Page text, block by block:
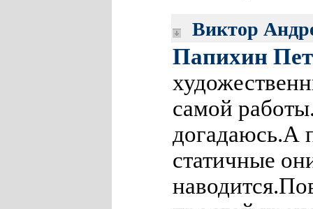
Виктор
Папихин
самой
догадаюсь.А
статичные